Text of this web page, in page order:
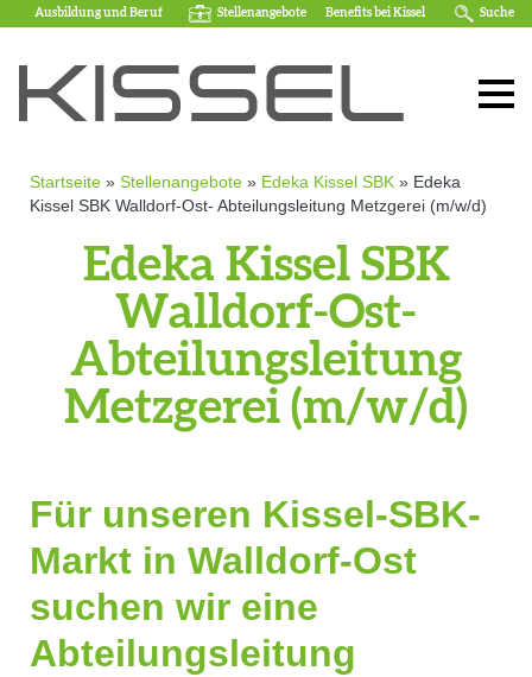
Ausbildung und Beruf Stellenangebote Benefits bei Kissel Suche
Startseite » Stellenangebote » Edeka Kissel SBK » Edeka
Kissel SBK Walldorf-Ost- Abteilungsleitung Metzgerei (m/w/d)
Edeka Kissel SBK
Walldorf-Ost-
Abteilungsleitung
Metzgerei (m/w/d)
Für unseren Kissel-SBK-
Markt in Walldorf-Ost
suchen wir eine
Abteilungsleitung